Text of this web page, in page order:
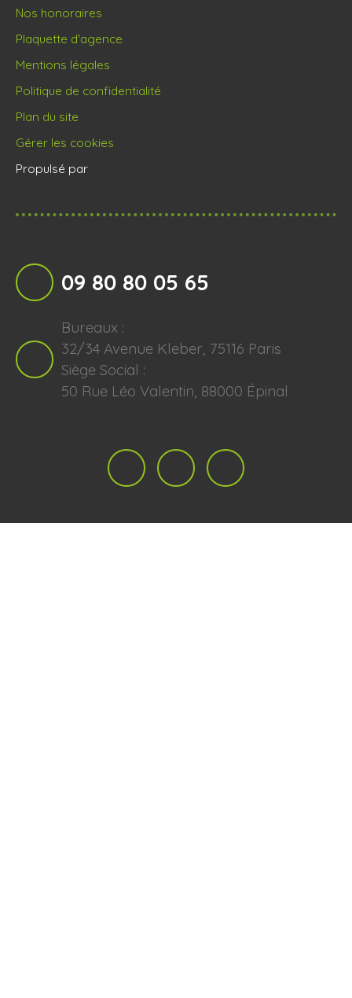
Nos honoraires
Plaquette d'agence
Mentions légales
Politique de confidentialité
Plan du site
Gérer les cookies
Propulsé par
09 80 80 05 65
Bureaux :
32/34 Avenue Kleber, 75116 Paris
Siège Social :
50 Rue Léo Valentin, 88000 Épinal